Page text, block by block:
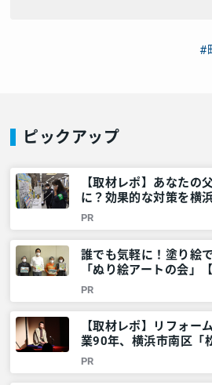
#
ピックアップ
【取材レポ】あなたの
に？効果的な対策を横
教えてもらいました！
ご近所情報 – レアリア
PR
誰でも気軽に！塗り絵
「ぬり絵アートの会」
川・東京多摩のご近所
PR
【取材レポ】リフォー
業90年、横浜市南区「
を開くワケ – 神奈川・
– レアリア
PR